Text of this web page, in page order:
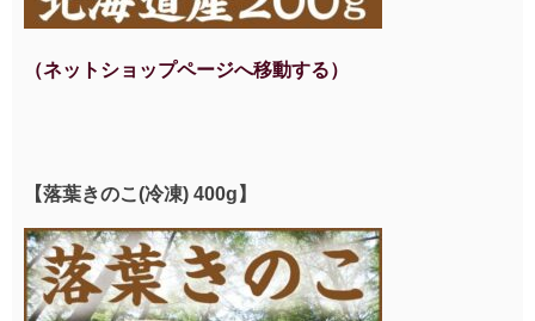
（ネットショップページへ移動する）
【落葉きのこ(冷凍) 400g】